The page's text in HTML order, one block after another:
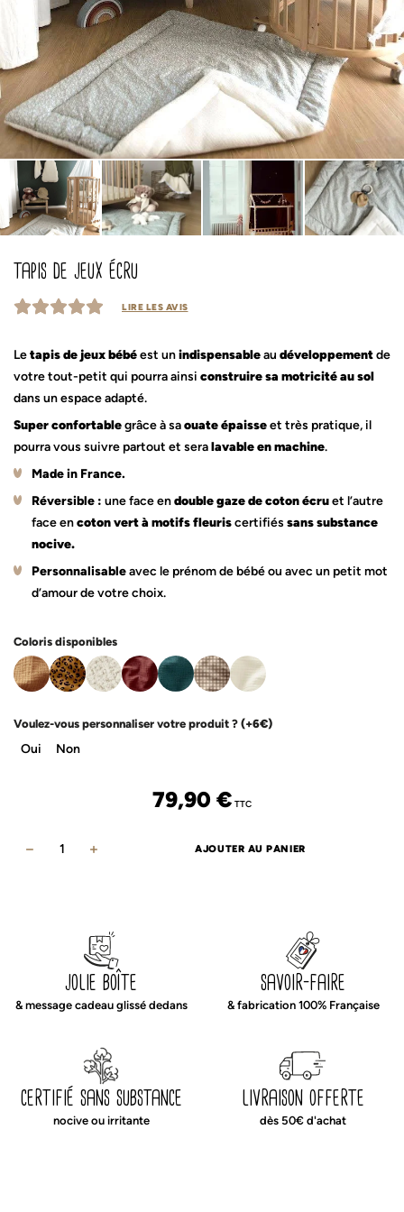
tapis de jeux écru
LIRE LES AVIS
Letapis de jeux bébéest unindispensableau développementde
votre tout-petit qui pourra ainsi construire sa motricité au sol
dans un espace adapté.
Super confortablegrâce à saouate épaisseet très pratique, il
pourra vous suivre partout et seralavable en machine.
Made in France.
Réversible : une face endouble gaze de coton écruet l’autre
face encoton vert à motifs fleuriscertifiés sans substance
nocive.
Personnalisableavec le prénom de bébé ou avec un petit mot
d’amour de votre choix.
Coloris disponibles
Voulez-vous personnaliser votre produit ? (+6€)
Oui Non
79,90 € TTC
AJOUTER AU PANIER
jolie boîte
& message cadeau glissé dedans
savoir-faire
& fabrication 100% Française
certifié sans substance
nocive ou irritante
livraison offerte
dès 50€ d'achat